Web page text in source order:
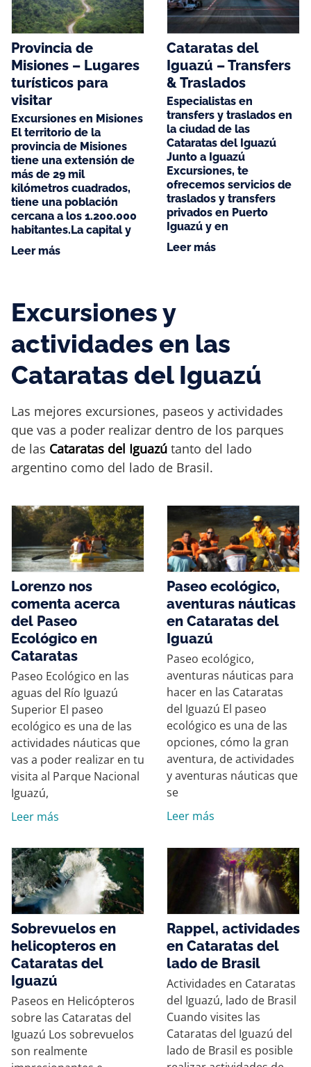
Provincia de
Misiones – Lugares
turísticos para
visitar
Excursiones en Misiones
El territorio de la
provincia de Misiones
tiene una extensión de
más de 29 mil
kilómetros cuadrados,
tiene una población
cercana a los 1.200.000
habitantes.La capital y
Leer más
Cataratas del
Iguazú – Transfers
& Traslados
Especialistas en
transfers y traslados en
la ciudad de las
Cataratas del Iguazú
Junto a Iguazú
Excursiones, te
ofrecemos servicios de
traslados y transfers
privados en Puerto
Iguazú y en
Leer más
Excursiones y
actividades en las
Cataratas del Iguazú
Las mejores excursiones, paseos y actividades
que vas a poder realizar dentro de los parques
de las Cataratas del Iguazú tanto del lado
argentino como del lado de Brasil.
Lorenzo nos
comenta acerca
del Paseo
Ecológico en
Cataratas
Paseo Ecológico en las
aguas del Río Iguazú
Superior El paseo
ecológico es una de las
actividades náuticas que
vas a poder realizar en tu
visita al Parque Nacional
Iguazú,
Leer más
Paseo ecológico,
aventuras náuticas
en Cataratas del
Iguazú
Paseo ecológico,
aventuras náuticas para
hacer en las Cataratas
del Iguazú El paseo
ecológico es una de las
opciones, cómo la gran
aventura, de actividades
y aventuras náuticas que
se
Leer más
Sobrevuelos en
helicopteros en
Cataratas del
Iguazú
Paseos en Helicópteros
sobre las Cataratas del
Iguazú Los sobrevuelos
son realmente
Rappel, actividades
en Cataratas del
lado de Brasil
Actividades en Cataratas
del Iguazú, lado de Brasil
Cuando visites las
Cataratas del Iguazú del
lado de Brasil es posible